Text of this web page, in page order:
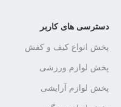
دسترسی های کاربر
پخش انواع کیف و کفش
پخش لوازم ورزشی
پخش لوازم آرایشی